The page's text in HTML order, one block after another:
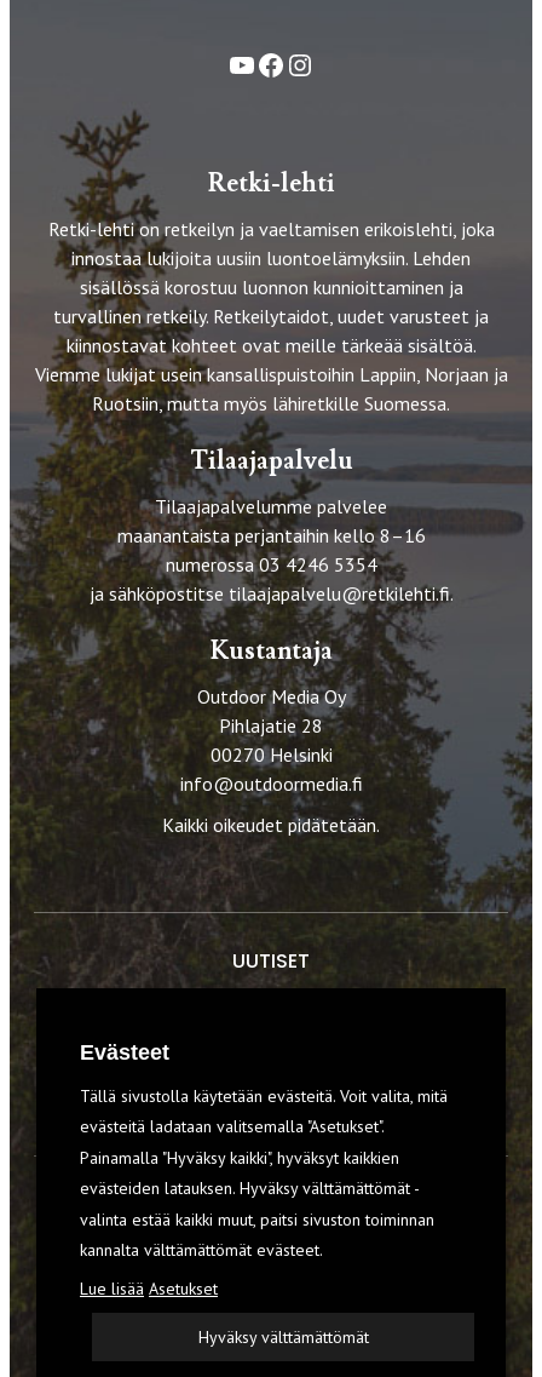
YouTube
FacebookInstagram
Retki-lehti
Retki-lehti on retkeilyn ja vaeltamisen erikoislehti, joka
innostaa lukijoita uusiin luontoelämyksiin. Lehden
sisällössä korostuu luonnon kunnioittaminen ja
turvallinen retkeily. Retkeilytaidot, uudet varusteet ja
kiinnostavat kohteet ovat meille tärkeää sisältöä.
Viemme lukijat usein kansallispuistoihin Lappiin, Norjaan ja
Ruotsiin, mutta myös lähiretkille Suomessa.
Tilaajapalvelu
Tilaajapalvelumme palvelee
maanantaista perjantaihin kello 8–16
numerossa 03 4246 5354
ja sähköpostitse tilaajapalvelu@retkilehti.fi.
Kustantaja
Outdoor Media Oy
Pihlajatie 28
00270 Helsinki
info@outdoormedia.fi
Kaikki oikeudet pidätetään.
UUTISET
VARUSTEET
TILAA RETKI-LEHTI
YHTEYSTIEDOT
REKISTERISELOSTE
EVÄSTEET
Evästeet
Tällä sivustolla käytetään evästeitä. Voit valita, mitä
evästeitä ladataan valitsemalla "Asetukset".
Painamalla "Hyväksy kaikki", hyväksyt kaikkien
evästeiden latauksen. Hyväksy välttämättömät -
valinta estää kaikki muut, paitsi sivuston toiminnan
kannalta välttämättömät evästeet.
Lue lisää Asetukset
Hyväksy välttämättömät